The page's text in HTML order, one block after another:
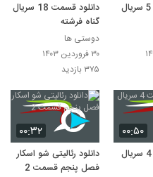
دانلود قسمت 5 سریال
دانلود قسمت 18 سریال
گناه فرشته
دوستی ها
۳۰ فروردین ۱۴۰۳
۳۷۵ بازدید
۰۰:۵۰
دانلود قسمت 4 سریال
۰۰:۳۲
دانلود رئالیتی شو اسکار
فصل پنجم قسمت 2